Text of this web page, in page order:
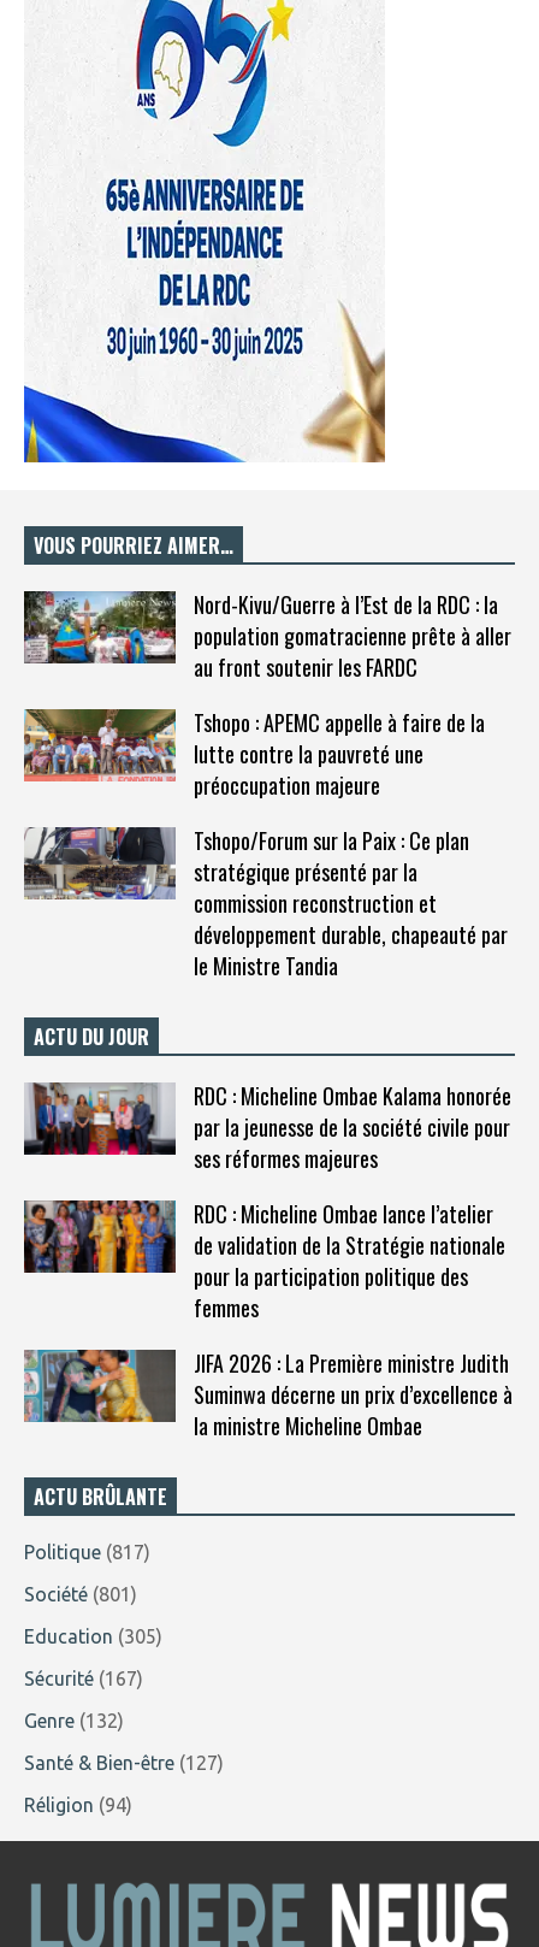
VOUS POURRIEZ AIMER…
Nord-Kivu/Guerre à l’Est de la RDC : la
population gomatracienne prête à aller
au front soutenir les FARDC
Tshopo : APEMC appelle à faire de la
lutte contre la pauvreté une
préoccupation majeure
Tshopo/Forum sur la Paix : Ce plan
stratégique présenté par la
commission reconstruction et
développement durable, chapeauté par
le Ministre Tandia
ACTU DU JOUR
RDC : Micheline Ombae Kalama honorée
par la jeunesse de la société civile pour
ses réformes majeures
RDC : Micheline Ombae lance l’atelier
de validation de la Stratégie nationale
pour la participation politique des
femmes
JIFA 2026 : La Première ministre Judith
Suminwa décerne un prix d’excellence à
la ministre Micheline Ombae
ACTU BRÛLANTE
Politique (817)
Société (801)
Education (305)
Sécurité (167)
Genre (132)
Santé & Bien-être (127)
Réligion (94)